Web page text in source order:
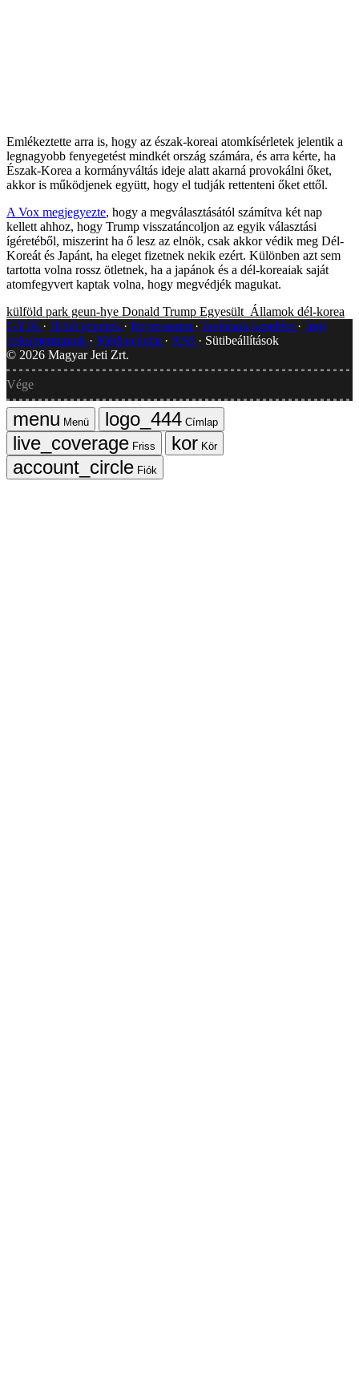
Emlékeztette arra is, hogy az észak-koreai atomkísérletek jelentik a
legnagyobb fenyegetést mindkét ország számára, és arra kérte, ha
Észak-Korea a kormányváltás ideje alatt akarná provokálni őket,
akkor is működjenek együtt, hogy el tudják rettenteni őket ettől.
A Vox megjegyezte, hogy a megválasztásától számítva két nap
kellett ahhoz, hogy Trump visszatáncoljon az egyik választási
ígéretéből, miszerint ha ő lesz az elnök, csak akkor védik meg Dél-
Koreát és Japánt, ha eleget fizetnek nekik ezért. Különben azt sem
tartotta volna rossz ötletnek, ha a japánok és a dél-koreaiak saját
atomfegyvert kaptak volna, hogy megvédjék magukat.
külföld park geun-hye Donald Trump Egyesült_Államok dél-korea
GYIK
Hibát jelentek Impresszum Javítások kezelése
Jogi
dokumentumok
Médiaajánlat RSS
Sütibeállítások
© 2026 Magyar Jeti Zrt.
Vége
Menü
Címlap
Friss
Kör
Fiók